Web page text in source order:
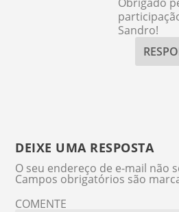
Sandro!
DEIXE UMA RESPOSTA
O seu endereço de e-mail não
Campos obrigatórios são
COMENTE